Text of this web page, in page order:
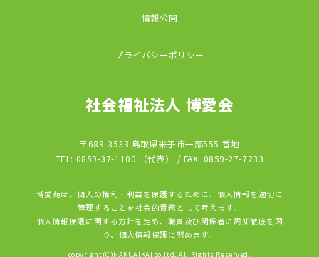
情報公開
プライバシーポリシー
社会福祉法人 博愛会
〒689-3533 鳥取県米子市一部555 番地
TEL: 0859-37-1100 （代表） / FAX: 0859-27-7233
博愛苑は、個人の権利・利益を保護するために、個人情報を適切に
管理することを社会的責務として考えます。
個人情報保護に関する方針を定め、職員及び関係者に周知徹底を図
り、個人情報保護に努めます。
copyright(C)HAKUAIKAI co.ltd,.All Rights Reserved.